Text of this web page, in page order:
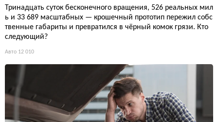
Тринадцать суток бесконечного вращения, 526 реальных мил
ь и 33 689 масштабных — крошечный прототип пережил собс
твенные габариты и превратился в чёрный комок грязи. Кто
следующий?
Авто 12 010